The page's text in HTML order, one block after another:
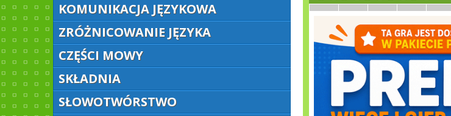
KOMUNIKACJA JĘZYKOWA
ZRÓŻNICOWANIE JĘZYKA
CZĘŚCI MOWY
SKŁADNIA
SŁOWOTWÓRSTWO